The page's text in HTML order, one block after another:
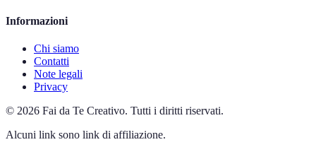
Informazioni
Chi siamo
Contatti
Note legali
Privacy
© 2026 Fai da Te Creativo. Tutti i diritti riservati.
Alcuni link sono link di affiliazione.